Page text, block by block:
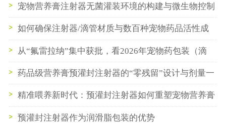
耐温性与密封性的不同要求
宠物营养膏注射器无菌灌装环境的构建与微生物控制
要点
如何确保注射器/滴管材质与数百种宠物药品活性成
分的长期稳定性？
从“氟雷拉纳”集中获批，看2026年宠物药包装（滴
管/注射器）的三大新需求
药品级营养膏预灌封注射器的“零残留”设计与剂量一
致性保障
精准喂养新时代：预灌封注射器如何重塑宠物营养膏
体验
预灌封注射器作为润滑脂包装的优势